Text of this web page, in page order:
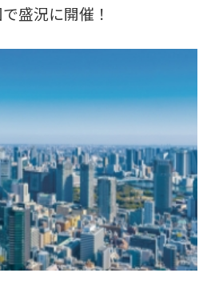
盛況に開催！